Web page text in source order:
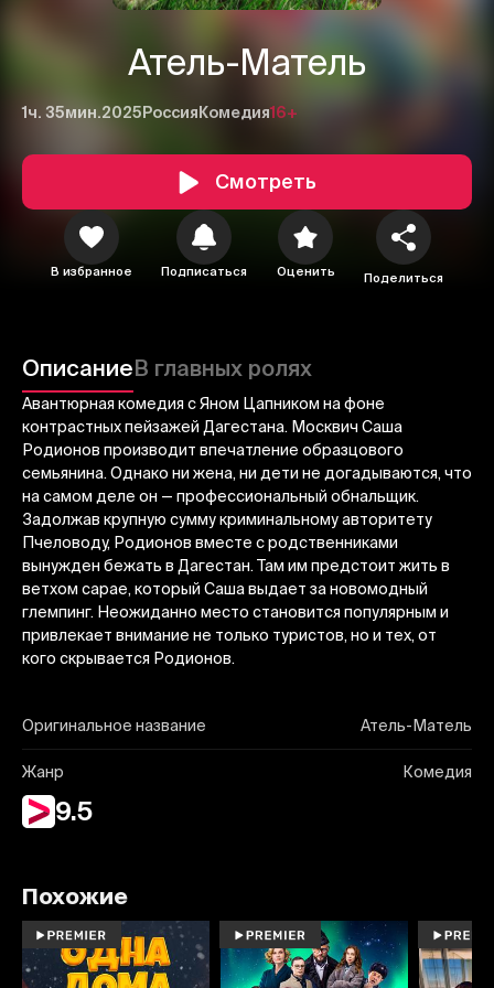
Атель-Матель
1ч. 35мин.2025 Россия Комедия16+
Смотреть
В избранное Подписаться Оценить Поделиться
ОписаниеВ главных ролях
Авантюрная комедия с Яном Цапником на фоне
контрастных пейзажей Дагестана. Москвич Саша
Родионов производит впечатление образцового
семьянина. Однако ни жена, ни дети не догадываются, что
на самом деле он — профессиональный обнальщик.
Задолжав крупную сумму криминальному авторитету
Пчеловоду, Родионов вместе с родственниками
вынужден бежать в Дагестан. Там им предстоит жить в
ветхом сарае, который Саша выдает за новомодный
глемпинг. Неожиданно место становится популярным и
привлекает внимание не только туристов, но и тех, от
кого скрывается Родионов.
Оригинальное название Атель-Матель
Жанр Комедия
9.5
1
Отправить
Похожие
Отменить